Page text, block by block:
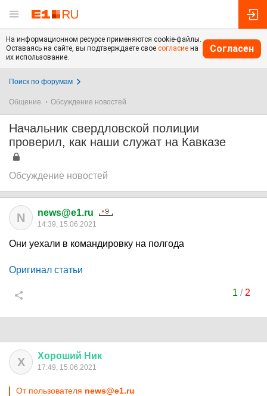
На информационном ресурсе применяются cookie-файлы.
Оставаясь на сайте, вы подтверждаете свое согласие на
их использование.
Согласен
Поиск по форумам
Общение Обсуждение новостей
Начальник свердловской полиции
проверил, как наши служат на Кавказе
Обсуждение новостей
N news@e1.ru
14:39, 15.06.2021
Они уехали в командировку на полгода
Оригинал статьи
1 / 2
Х Хороший Ник
17:49, 15.06.2021
От пользователя news@e1.ru